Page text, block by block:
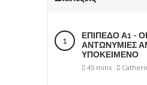
ΕΠΙΠΕΔΟ Α1 -
ΑΝΤΩΝΥΜΙΕΣ
ΥΠΟΚΕΙΜΕΝΟ
45 mins